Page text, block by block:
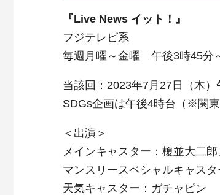
『Live News イット！』
フジテレビ系
毎週月曜～金曜 午後3時45分
当該回：2023年7月27日（木
SDGs企画は午後4時台（※関東
＜出演＞
メインキャスター：榎並大二
マンスリースペシャルキャスタ
天気キャスター：ガチャピン